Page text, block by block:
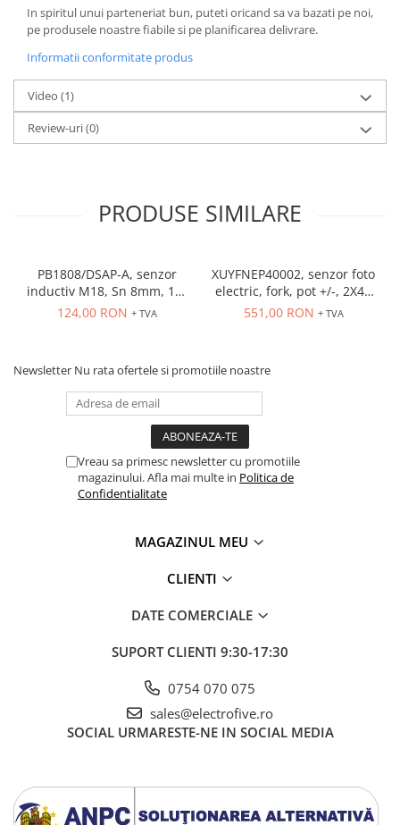
Seria Force-GT
Seria Lyte
Seria PMT&PMC
STEP-PS
TRIO-PS
TRIO-UPS
Butoane si accesorii
Intrerupatoare de protectie
pentru motor
Direct-On-Line Starters
Cam Switches
Cleme sir
Cleme 2.5mm
Cleme 4mm
Intrerupator general
Convertor semnal si adaptor
Limitatoare de siguranta
Standard Heavy Duty
defectelor de arc electric AFDD+
Limitator de supratensiuni
In spiritul unui parteneriat bun, puteti oricand sa va bazati pe noi,
pe produsele noastre fiabile si pe planificarea delivrare.
Informatii conformitate produs
Video (1)
Review-uri(0)
PRODUSE SIMILARE
PB1808/DSAP-A, senzor
inductiv M18, Sn 8mm, 10-
36 VDC, ecranat NO, PNP,
124,00 RON + TVA
XUYFNEP40002, senzor foto
electric, fork, pot +/-, 2X42
mm, 12...24 VDC, M8
551,00 RON + TVA
Newsletter Nu rata ofertele si promotiile noastre
Vreau sa primesc newsletter cu promotiile
magazinului. Afla mai multe in Politica de
Confidentialitate
MAGAZINUL MEU
CLIENTI
DATE COMERCIALE
SUPORT CLIENTI 9:30-17:30
0754 070 075
sales@electrofive.ro
SOCIAL URMARESTE-NE IN SOCIAL MEDIA